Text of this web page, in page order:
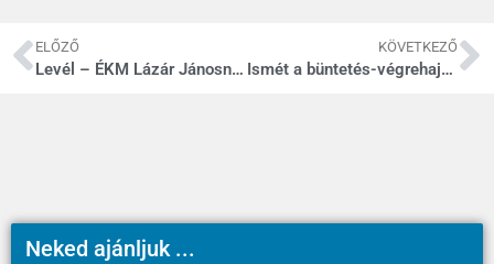
ELŐZŐ
Levél – ÉKM Lázár Jánosnak
KÖVETKEZŐ
Ismét a büntetés-végrehajtás
Neked ajánljuk ...